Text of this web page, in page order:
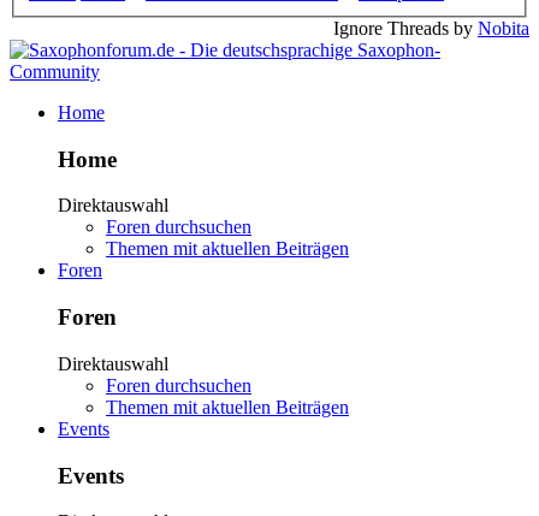
Ignore Threads by Nobita
Home
Home
Direktauswahl
Foren durchsuchen
Themen mit aktuellen Beiträgen
Foren
Foren
Direktauswahl
Foren durchsuchen
Themen mit aktuellen Beiträgen
Events
Events